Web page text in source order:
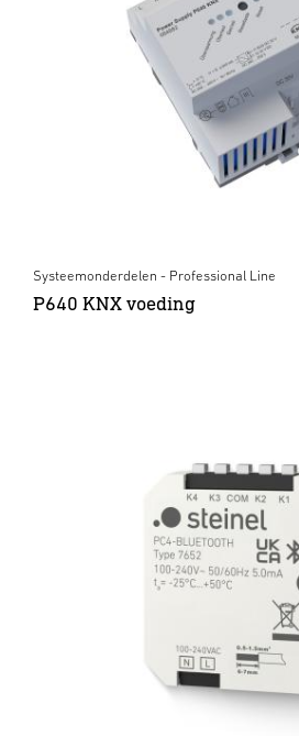
Systeemonderdelen - Professional Line
P640 KNX voeding